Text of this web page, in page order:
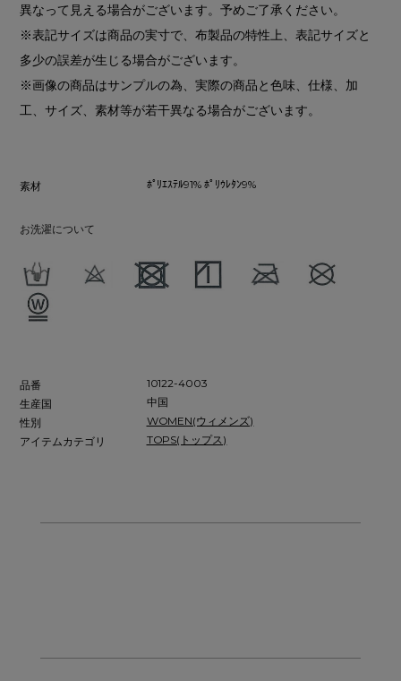
異なって見える場合がございます。予めご了承ください。
※表記サイズは商品の実寸で、布製品の特性上、表記サイズと
多少の誤差が生じる場合がございます。
※画像の商品はサンプルの為、実際の商品と色味、仕様、加
工、サイズ、素材等が若干異なる場合がございます。
素材 ﾎﾟﾘｴｽﾃﾙ91% ﾎﾟﾘｳﾚﾀﾝ9%
お洗濯について
品番
10122-4003
生産国
中国
性別
WOMEN(ウィメンズ)
アイテムカテゴリ
TOPS(トップス)